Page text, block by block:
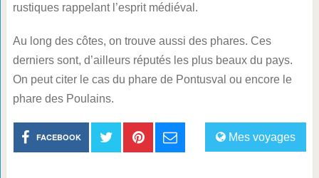
rustiques rappelant l’esprit médiéval.
Au long des côtes, on trouve aussi des phares. Ces
derniers sont, d’ailleurs réputés les plus beaux du pays.
On peut citer le cas du phare de Pontusval ou encore le
phare des Poulains.
Mes voyages
FACEBOOK